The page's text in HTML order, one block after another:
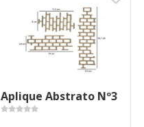
Aplique Abstrato Nº3